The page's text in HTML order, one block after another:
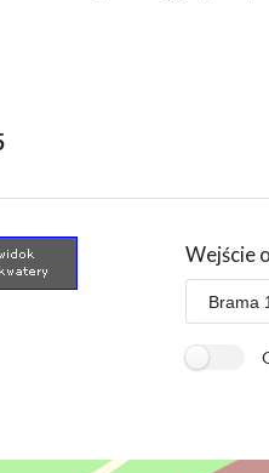
Wejście